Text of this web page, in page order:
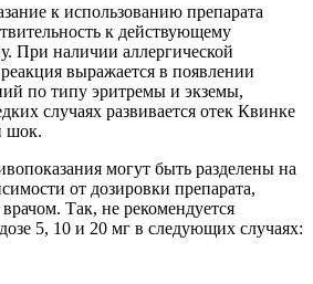
к использованию препарата
к действующему
При наличии аллергической
выражается в появлении
по типу эритремы и экземы,
случаях развивается отек Квинке
шок.
могут быть разделены на
от дозировки препарата,
Так, не рекомендуется
5, 10 и 20 мг в следующих случаях: